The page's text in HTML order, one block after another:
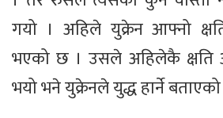
गयो । अहिले युक्रेन आफ्नो
भएको छ । उसले अहिलेकै क्षति
भयो भने युक्रेनले युद्ध हार्ने